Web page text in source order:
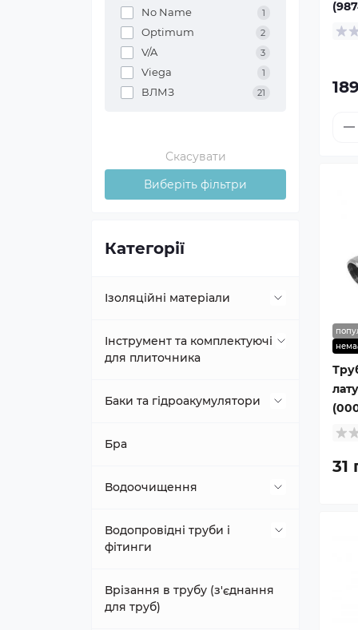
No Name 1
Optimum 2
V/A 3
Viega 1
ВЛМЗ 21
Скасувати
Виберіть фільтри
Категорії
Ізоляційні матеріали
Джгут, профіль
Інструмент та комплектуючі
для плиточника
Інструмент для очищення
Диски алмазні
Диски полірувальні
Баки та гідроакумулятори
Гідроакумулятори
Мембрани, фланці
Розширювальні баки
Бра
Водоочищення
Багатоступінчасті системи
Комплектуючі
Водопровідні труби і
фітинги
Поліетилен (труба)
Врізання в трубу (з'єднання
для труб)
31